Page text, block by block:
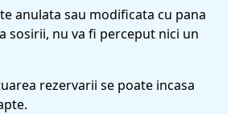
anulata sau modificata cu pana
sosirii, nu va fi perceput nici un
rezervarii se poate incasa